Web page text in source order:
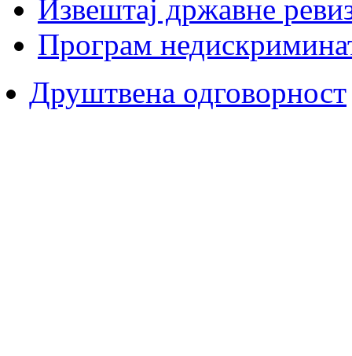
Извештај државне
Програм
Друштвена одговорност